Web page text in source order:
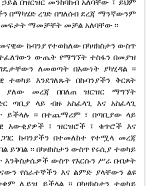
በዝርዝር መንከባከብ አለባቸው ፣ ይህም
በማካሄድ ረገድ በግለሰብ ደረጃ ማንኛውንም
ማመቻቸት መቻል አለባቸው ፡፡
ኩባንያ የተወከለው በካዛክስታን ውስጥ
ውጤት የማግኘት ተስፋን በመያዝ
ለመወጣት በእውነት ያካሂዳል ፡፡
ተወካይ እንደገለጹት በኩባንያችን ቅርጸት
ያለው መረጃ በበለጠ ዝርዝር ማግኘት
ጣቢያ ላይ ብዙ አስፈላጊ እና አስፈላጊ
ይችላሉ ፡፡ በተጨማሪም ፣ በጣቢያው ላይ
እውቂያዎች ፣ ዝርዝሮች ፣ ቁጥሮች እና
ኩባንያችን በተመለከተ የተሟላ መረጃ
ይገባል ፡፡ በካዛክስታን ውስጥ የሩሲያ ተወካይ
እንቅስቃሴዎች ውስጥ የእርሱን ሥራ በብቃት
የሰራተኞችን እና ልምድ ያላቸውን ልዩ
ሊይዝ ይችላል ፡፡ በካዛክስታን ተወካይ